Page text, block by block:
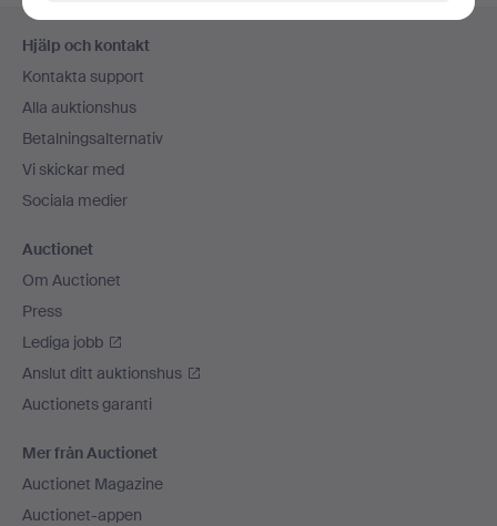
Sidfotsnavigation
Hjälp och kontakt
Kontakta support
Alla auktionshus
Betalningsalternativ
Vi skickar med
Sociala medier
Auctionet
Om Auctionet
Press
Lediga jobb
Anslut ditt auktionshus
Auctionets garanti
Mer från Auctionet
Auctionet Magazine
Auctionet-appen